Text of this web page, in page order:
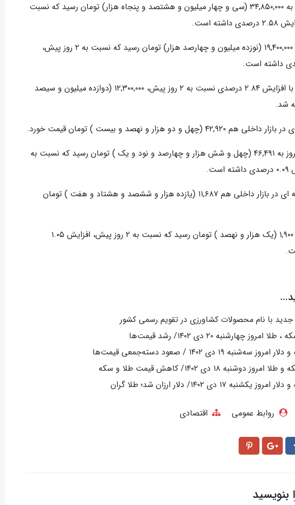
قیمت سکه امامی به ۳۴,۸۵۰,۰۰۰ (سی و چهار میلیون و هشتصد و پنجاه هزار) تومان رسید که نسبت
نیم سکه، امروز به ۱۹,۴۰۰,۰۰۰ (نوزده میلیون و چهارصد هزار) تومان رسید که نسبت به ۲ روز پیش،
همچنین ربع سکه با افزایش ۲.۸۴ درصدی نسبت به ۲ روز پیش، ۱۲,۳۰۰,۰۰۰ (دوازده میلیون و سیصد
شد.
(چهل و دو هزار و نهصد و بیست ) تومان قیمت خورد.
یورو مبادله ای، امروز به ۴۶,۴۹۱ (چهل و شش هزار و چهارصد و نود و یک ) تومان رسید که نسبت به
درهم امارات مبادله ای در بازار داخلی هم ۱۱,۶۸۷ (یازده هزار و ششصد و هشتاد و هفت ) تومان
لیر ترکیه، امروز به ۱,۹۰۰ (یک هزار و نهصد ) تومان رسید که نسبت به ۲ روز پیش، افزایش ۱.۰۵
چهارشنبه ۲۰ دی ۱۴۰۲/ رشد قیمت‌ها
۱۹ دی ۱۴۰۲ / صعود دسته‌جمعی قیمت‌ها
دوشنبه ۱۸ دی ۱۴۰۲/ کاهش قیمت طلا و سکه
۱۷ دی ۱۴۰۲/ دلار ارزان شد؛ طلا گران
روابط عمومی اقتصادی
بنویسید